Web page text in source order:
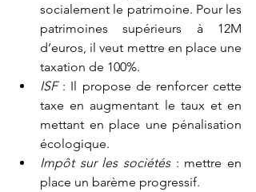
socialement le patrimoine. Pour les
patrimoines supérieurs à 12M
d’euros, il veut mettre en place une
taxation de 100%.
ISF : Il propose de renforcer cette
taxe en augmentant le taux et en
mettant en place une pénalisation
écologique.
Impôt sur les sociétés : mettre en
place un barème progressif.